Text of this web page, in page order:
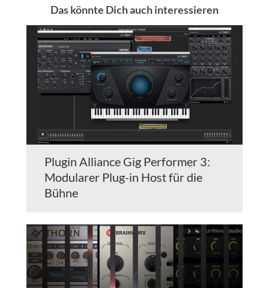
Das könnte Dich auch interessieren
Plugin Alliance Gig Performer 3:
Modularer Plug-in Host für die
Bühne